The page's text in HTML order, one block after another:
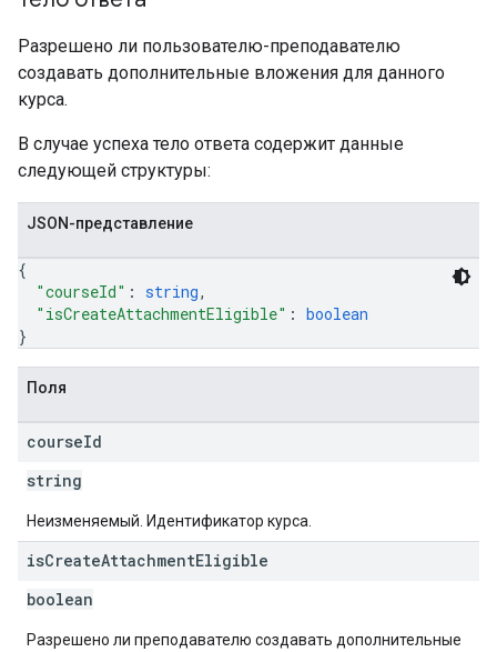
Разрешено ли пользователю-преподавателю
создавать дополнительные вложения для данного
курса.
В случае успеха тело ответа содержит данные
следующей структуры:
JSON-представление
{
"courseId" : string,
"isCreateAttachmentEligible" : boolean
}
Поля
courseId
string
Неизменяемый. Идентификатор курса.
isCreateAttachmentEligible
boolean
Разрешено ли преподавателю создавать дополнительные